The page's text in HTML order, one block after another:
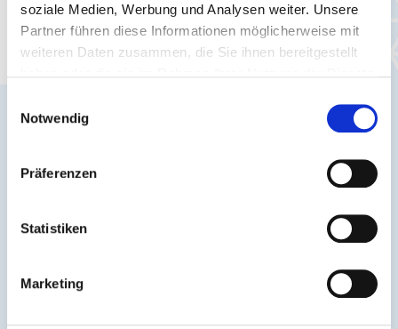
soziale Medien, Werbung und Analysen weiter. Unsere
Partner führen diese Informationen möglicherweise mit
weiteren Daten zusammen, die Sie ihnen bereitgestellt
Notwendig
Präferenzen
Statistiken
Marketing
Bleib auf dem Laufenden - aktuelle
Verkehrsmeldungen und Infos für Dich.